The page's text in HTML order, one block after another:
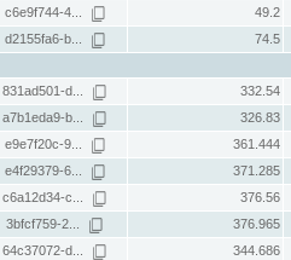
c6e9f744-4... 49.2
d2155fa6-b... 74.5
831ad501-d... 332.54
a7b1eda9-b... 326.83
e9e7f20c-9... 361.444
e4f29379-6... 371.285
c6a12d34-c... 376.56
3bfcf759-2... 376.965
64c37072-d... 344.686